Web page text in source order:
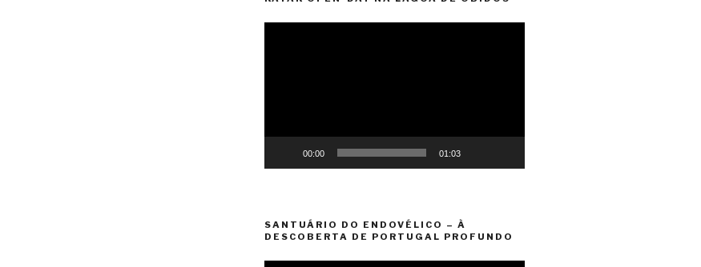
00:00 01:03
SANTUÁRIO DO ENDOVÉLICO – À
DESCOBERTA DE PORTUGAL PROFUNDO